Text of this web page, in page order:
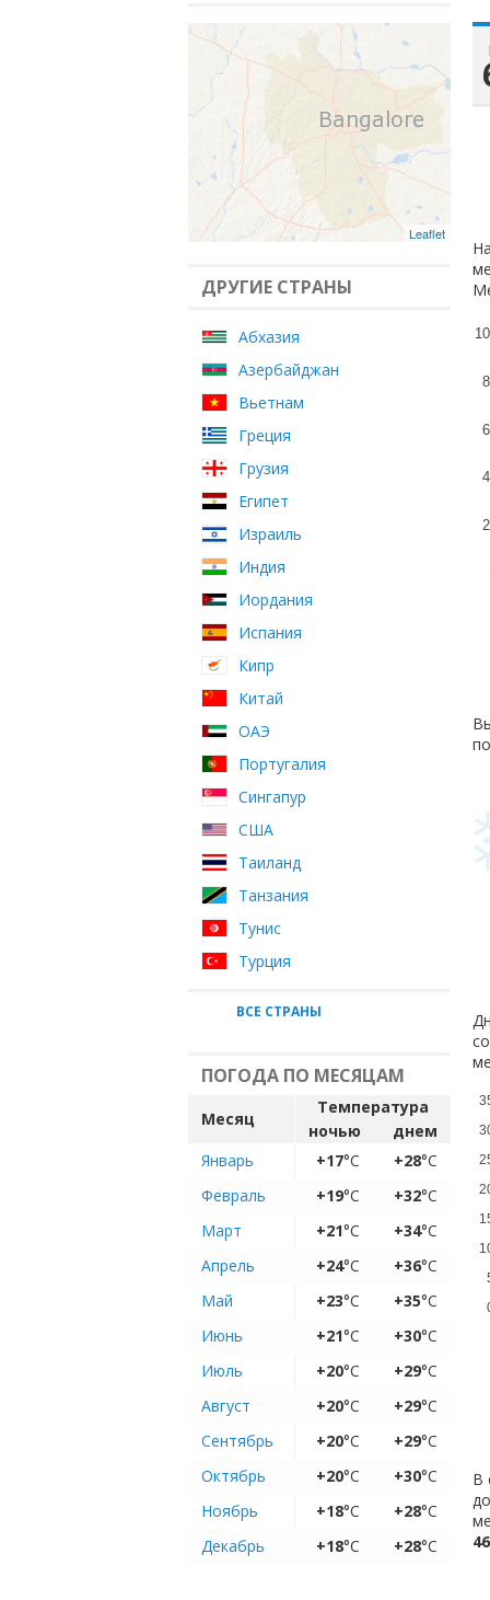
Leaflet
ДРУГИЕ СТРАНЫ
Абхазия
Азербайджан
Вьетнам
Греция
Грузия
Египет
Израиль
Индия
Иордания
Испания
Кипр
Китай
ОАЭ
Португалия
Сингапур
США
Таиланд
Танзания
Тунис
Турция
ВСЕ СТРАНЫ
ПОГОДА ПО МЕСЯЦАМ
Месяц
Температура
ночью
днем
Январь
+17°C +28°C
Февраль
+19°C +32°C
Март
+21°C +34°C
Апрель
+24°C +36°C
Май
+23°C +35°C
Июнь
+21°C +30°C
Июль
+20°C +29°C
Август
+20°C +29°C
Сентябрь
+20°C +29°C
Октябрь
+20°C +30°C
Ноябрь
+18°C +28°C
Декабрь
+18°C +28°C
В